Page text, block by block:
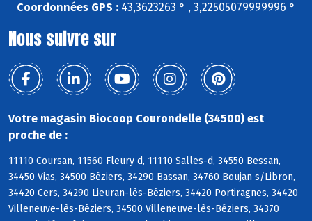
Coordonnées GPS : 43,3623263 ° , 3,22505079999996 °
Nous suivre sur
Votre magasin Biocoop Courondelle (34500) est
proche de :
11110 Coursan, 11560 Fleury d, 11110 Salles-d, 34550 Bessan,
34450 Vias, 34500 Béziers, 34290 Bassan, 34760 Boujan s/Libron,
34420 Cers, 34290 Lieuran-lès-Béziers, 34420 Portiragnes, 34420
Villeneuve-lès-Béziers, 34500 Villeneuve-lès-Béziers, 34370